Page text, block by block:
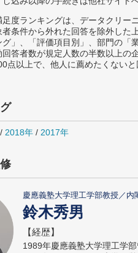
度ランキングは、データクリー
条件から外れた回答を除外した
」、「評価項目別」、部門の「
答者数が規定人数の半数以上の
点以上で、他人に薦めたくない
/ 2018年 / 2017年
慶應義塾大学理工学部教授／内
鈴木秀男
【経歴】
1989年慶應義塾大学理工学部